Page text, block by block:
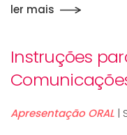
ler mais
Instruções
Apresentação ORAL |